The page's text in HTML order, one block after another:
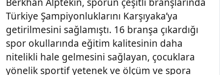
Türkiye Şampiyonluklarını Karşıyaka’ya
getirilmesini sağlamıştı. 16 branşa çıkardığı
spor okullarında eğitim kalitesinin daha
nitelikli hale gelmesini sağlayan, çocuklara
yönelik sportif yetenek ve ölçüm ve spora